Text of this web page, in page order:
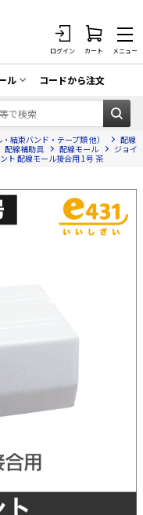
ログイン カート メニュー
ル
一掃セール
コードから注文
結束バンド・テープ類 他）
配線
配線補助具 配線モール
ジョイ
ト 配線モール接合用 1号 茶